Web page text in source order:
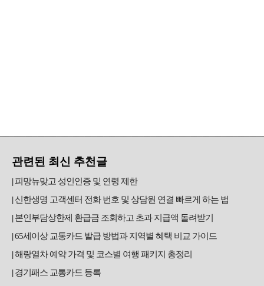
관련된 최신 추천글
피망뉴맞고 성인인증 및 연령 제한
신한생명 고객센터 전화 번호 및 상담원 연결 빠르게 하는 법
본인부담상한제 환급금 조회하고 초과 지급액 돌려받기
65세이상 교통카드 발급 방법과 지역별 혜택 비교 가이드
해랑열차 예약 가격 및 코스별 여행 패키지 총정리
경기패스 교통카드 등록